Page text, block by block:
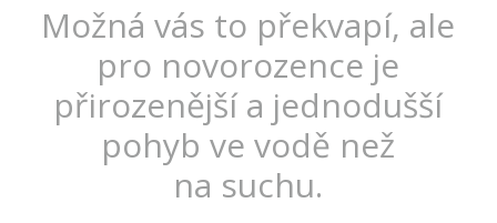
Možná vás to překvapí, ale
pro novorozence je
přirozenější a jednodušší
pohyb ve vodě než
na suchu.